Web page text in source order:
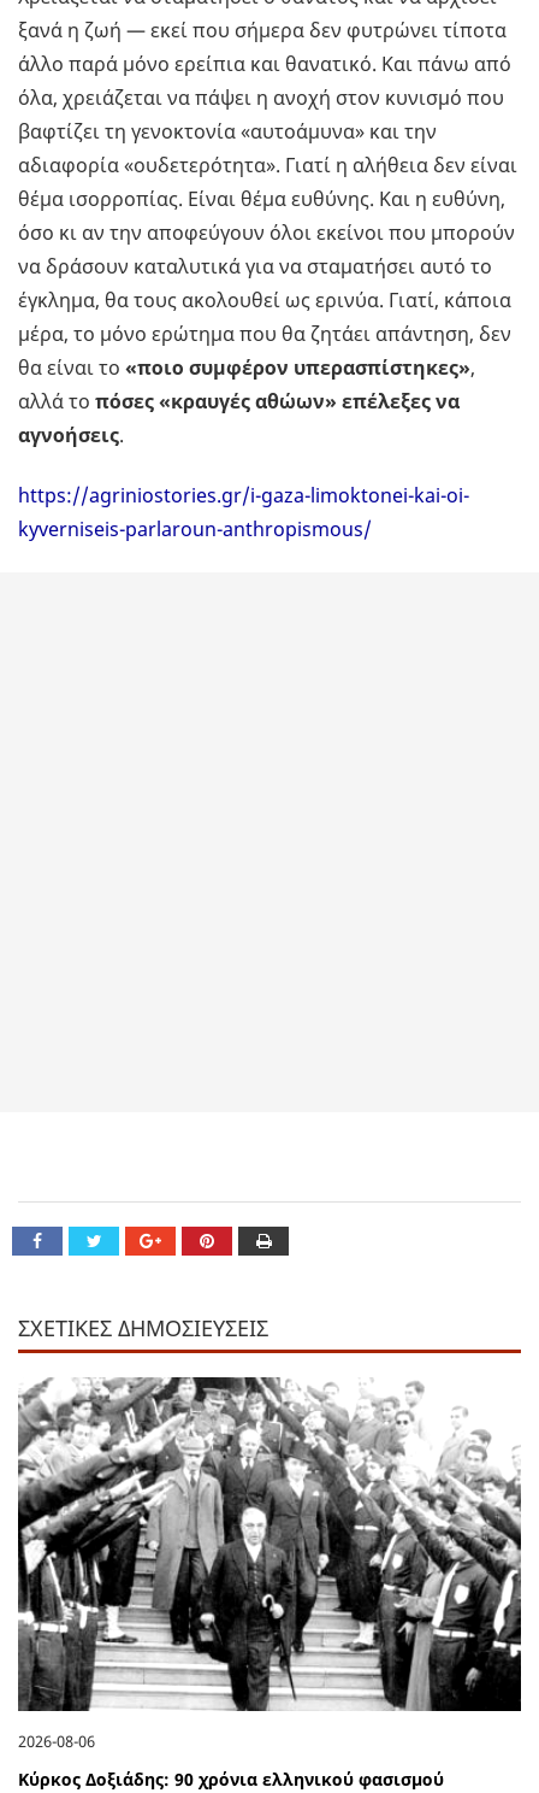
ξανά η ζωή — εκεί που σήμερα δεν φυτρώνει τίποτα
άλλο παρά μόνο ερείπια και θανατικό. Και πάνω από
όλα, χρειάζεται να πάψει η ανοχή στον κυνισμό που
βαφτίζει τη γενοκτονία «αυτοάμυνα» και την
αδιαφορία «ουδετερότητα». Γιατί η αλήθεια δεν είναι
θέμα ισορροπίας. Είναι θέμα ευθύνης. Και η ευθύνη,
όσο κι αν την αποφεύγουν όλοι εκείνοι που μπορούν
να δράσουν καταλυτικά για να σταματήσει αυτό το
έγκλημα, θα τους ακολουθεί ως ερινύα. Γιατί, κάποια
μέρα, το μόνο ερώτημα που θα ζητάει απάντηση, δεν
θα είναι το «ποιο συμφέρον υπερασπίστηκες»,
αλλά το πόσες «κραυγές αθώων» επέλεξες να
αγνοήσεις.
https://agriniostories.gr/i-gaza-limoktonei-kai-oi-
kyverniseis-parlaroun-anthropismous/
ΣΧΕΤΙΚΕΣ ΔΗΜΟΣΙΕΥΣΕΙΣ
2026-08-06
Κύρκος Δοξιάδης: 90 χρόνια ελληνικού φασισμού